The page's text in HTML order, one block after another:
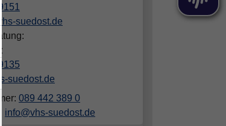
suedost.de
suedost.de
089 442 389 0
info@vhs-suedost.de